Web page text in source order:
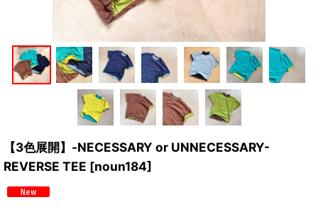
【3色展開】-NECESSARY or UNNECESSARY-
REVERSE TEE [noun184]